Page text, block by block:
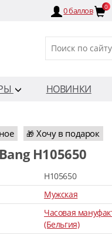
0баллов 0
НОВИНКИ
🎁 Хочу в подарок
H105650
H105650
Мужская
Часовая
(Бельгия)